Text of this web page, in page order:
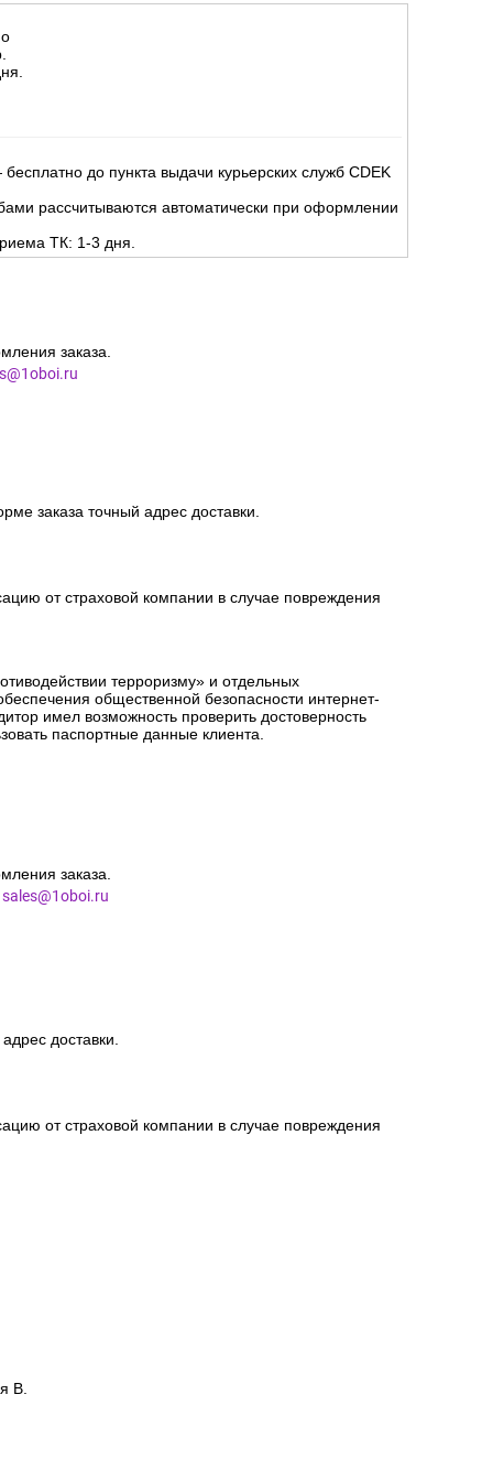
до пункта выдачи курьерских служб CDEK
рассчитываются автоматически при оформлении
ТК: 1-3 дня.
заказа.
заказа точный адрес доставки.
от страховой компании в случае повреждения
терроризму» и отдельных
общественной безопасности интернет-
имел возможность проверить достоверность
паспортные данные клиента.
заказа.
sales@1oboi.ru
доставки.
от страховой компании в случае повреждения
В.